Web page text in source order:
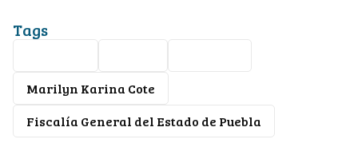
Tags
Marilyn Karina Cote
Fiscalía General del Estado de Puebla